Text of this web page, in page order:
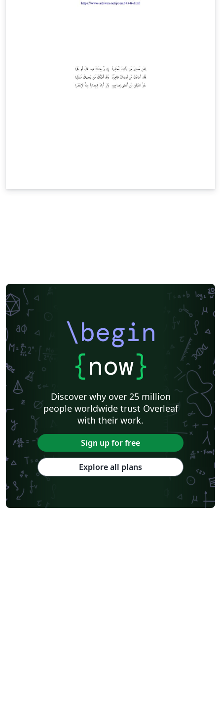
\begin
{now}
Discover why over 25 million
people worldwide trust Overleaf
with their work.
Sign up for free
Explore all plans